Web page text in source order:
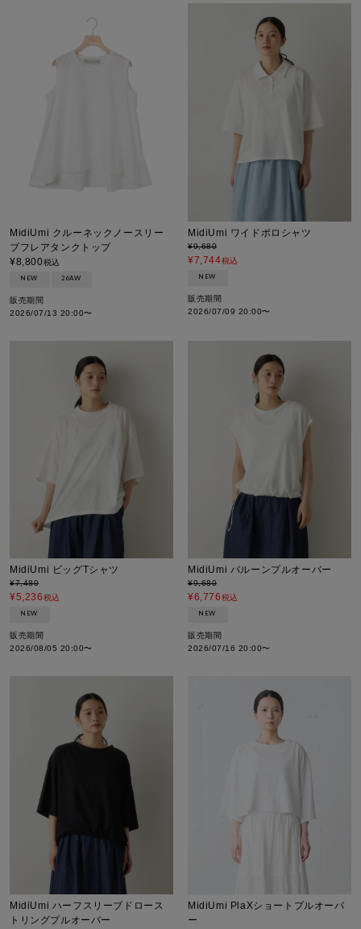
MidiUmi クルーネックノースリー
ブフレアタンクトップ
¥8,800税込
NEW 26AW
販売期間
2026/07/13 20:00〜
MidiUmi ワイドポロシャツ
¥9,680
¥7,744税込
NEW
販売期間
2026/07/09 20:00〜
MidiUmi ビッグTシャツ
¥7,480
¥5,236税込
NEW
販売期間
2026/08/05 20:00〜
MidiUmi バルーンプルオーバー
¥9,680
¥6,776税込
NEW
販売期間
2026/07/16 20:00〜
MidiUmi ハーフスリーブドロース
トリングプルオーバー
MidiUmi PlaXショートプルオーバ
ー